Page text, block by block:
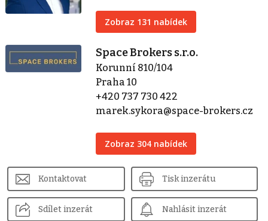
Zobraz 131 nabídek
Space Brokers s.r.o.
Korunní 810/104
Praha 10
+420 737 730 422
marek.sykora@space-brokers.cz
Zobraz 304 nabídek
Kontaktovat Tisk inzerátu
Sdílet inzerát Nahlásit inzerát